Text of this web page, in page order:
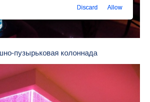
пузырьковая колоннада
Discard Allow